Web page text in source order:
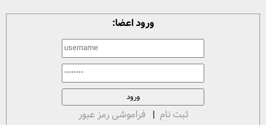
ورود اعضا:
ثبت نام | فراموشی رمز عبور